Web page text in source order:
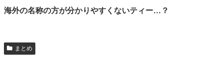
海外の名称の方が分かりやすくないティー…？
まとめ